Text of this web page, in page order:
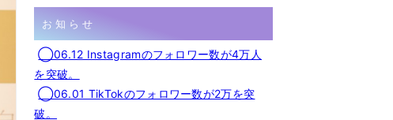
お知らせ
◯06.12 Instagramのフォロワー数が4万人
を突破。
◯06.01 TikTokのフォロワー数が2万を突
破。